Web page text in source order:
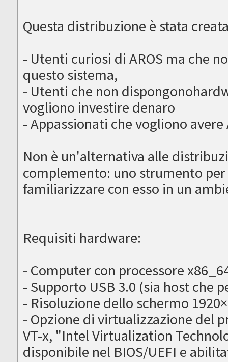
Questa distribuzione è stata
- Utenti curiosi di AROS ma che
questo sistema,
- Utenti che non
vogliono investire denaro
- Appassionati che vogliono
Non è un'alternativa alle
complemento: uno strumento
familiarizzare con esso in un
Requisiti hardware:
- Computer con processore
- Supporto USB 3.0 (sia host che
- Risoluzione dello schermo
- Opzione di virtualizzazione del
VT-x, "Intel Virtualization
disponibile nel BIOS/UEFI e